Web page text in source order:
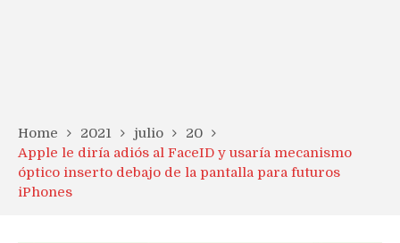
Home 2021 julio
20
Apple le diría adiós al FaceID y usaría mecanismo
óptico inserto debajo de la pantalla para futuros
iPhones